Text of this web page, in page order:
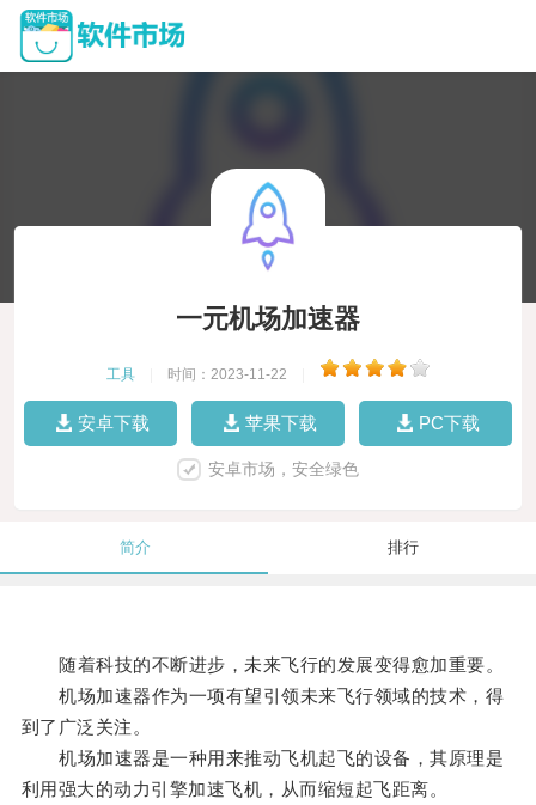
一元机场加速器
工具 时间：2023-11-22
安卓下载 苹果下载 PC下载
安卓市场，安全绿色
简介 排行
随着科技的不断进步，未来飞行的发展变得愈加重要。
机场加速器作为一项有望引领未来飞行领域的技术，得
到了广泛关注。
机场加速器是一种用来推动飞机起飞的设备，其原理是
利用强大的动力引擎加速飞机，从而缩短起飞距离。